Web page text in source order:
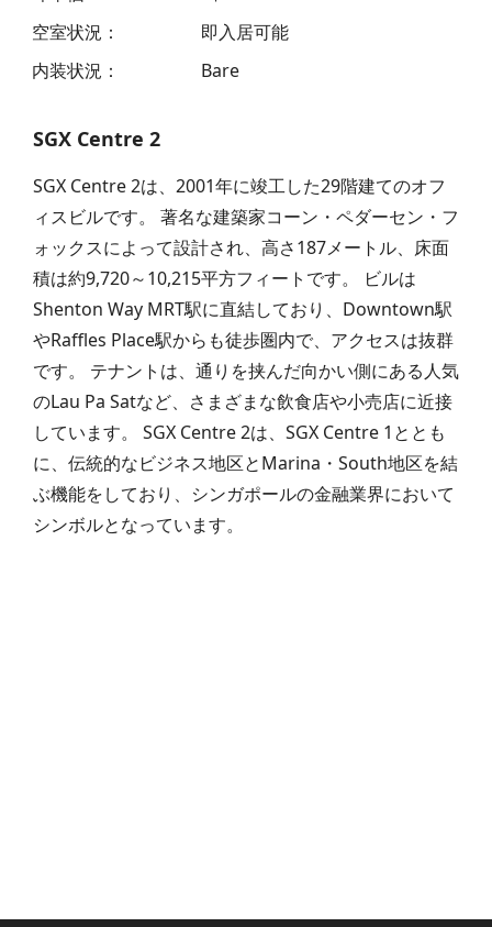
空室状況 ：
即入居可能
内装状況 ： Bare
SGX Centre 2
SGX Centre 2は、2001年に竣工した29階建てのオフ
ィスビルです。 著名な建築家コーン・ペダーセン・フ
ォックスによって設計され、高さ187メートル、床面
積は約9,720～10,215平方フィートです。 ビルは
Shenton Way MRT駅に直結しており、Downtown駅
やRaffles Place駅からも徒歩圏内で、アクセスは抜群
です。 テナントは、通りを挟んだ向かい側にある人気
のLau Pa Satなど、さまざまな飲食店や小売店に近接
しています。 SGX Centre 2は、SGX Centre 1ととも
に、伝統的なビジネス地区とMarina・South地区を結
ぶ機能をしており、シンガポールの金融業界において
シンボルとなっています。